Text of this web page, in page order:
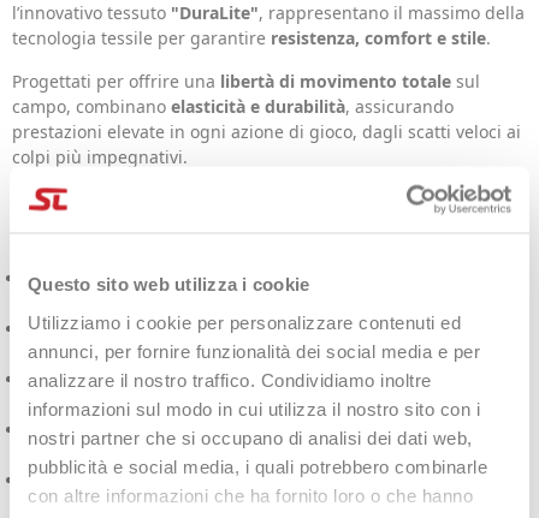
Questo sito web utilizza i cookie
Utilizziamo i cookie per personalizzare contenuti ed
annunci, per fornire funzionalità dei social media e per
analizzare il nostro traffico. Condividiamo inoltre
informazioni sul modo in cui utilizza il nostro sito con i
nostri partner che si occupano di analisi dei dati web,
pubblicità e social media, i quali potrebbero combinarle
con altre informazioni che ha fornito loro o che hanno
l’innovativo tessuto "DuraLite", rappresentano il massimo della
tecnologia tessile per garantire resistenza, comfort e stile.
Progettati per offrire una libertà di movimento totale sul
campo, combinano elasticità e durabilità, assicurando
prestazioni elevate in ogni azione di gioco, dagli scatti veloci ai
colpi più impegnativi.
Caratteristiche Principali
Tessuto DuraLite: Ultra resistente e flessibile per un comfort
Design sagomato:Valorizza la silhouette femminile per una
vestibilità perfetta.
Massima libertà di movimento:Perfetti per giocatrici
dinamiche che puntano su agilità e velocità.
Traspirabilità avanzata: Mantiene la pelle asciutta anche
durante le partite più intense.
Durabilità superiore:Resistente all'usura e ideale per un uso
prolungato.